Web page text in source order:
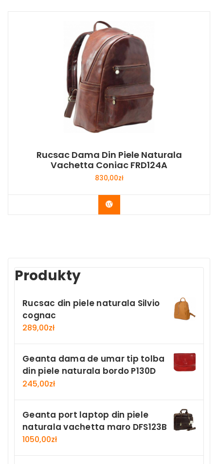
Rucsac Dama Din Piele Naturala
Vachetta Coniac FRD124A
830,00zł
Buy Now
Produkty
Rucsac din piele naturala Silvio
cognac
289,00zł
Geanta dama de umar tip tolba
din piele naturala bordo P130D
245,00zł
Geanta port laptop din piele
naturala vachetta maro DFS123B
1050,00zł